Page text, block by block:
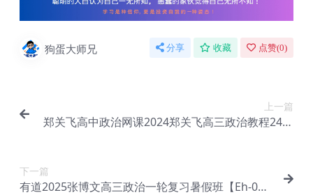
狗蛋大师兄 分享 收藏 点赞(0)
上一篇
郑关飞高中政治网课2024郑关飞高三政治教程24年
下一篇
有道2025张博文高三政治一轮复习暑假班【Eh-03